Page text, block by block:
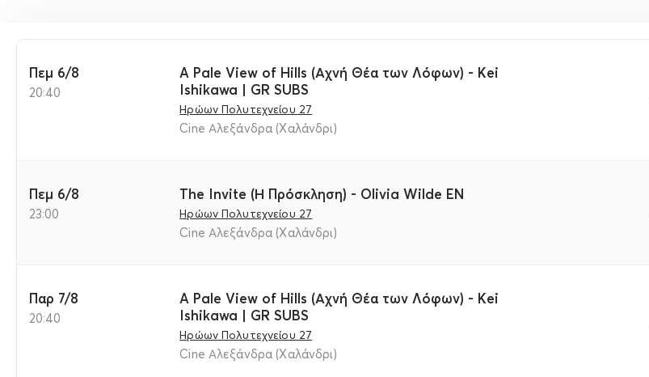
Πεμ 6/8
20:40
A Pale View of Hills (Αχνή Θέα των Λόφων) - Kei
Ishikawa | GR SUBS
Ηρώων Πολυτεχνείου 27
Cine Αλεξάνδρα (Χαλάνδρι)
Πεμ 6/8
23:00
The Invite (Η Πρόσκληση) - Olivia Wilde EN
Ηρώων Πολυτεχνείου 27
Cine Αλεξάνδρα (Χαλάνδρι)
Παρ 7/8
20:40
A Pale View of Hills (Αχνή Θέα των Λόφων) - Kei
Ishikawa | GR SUBS
Ηρώων Πολυτεχνείου 27
Cine Αλεξάνδρα (Χαλάνδρι)